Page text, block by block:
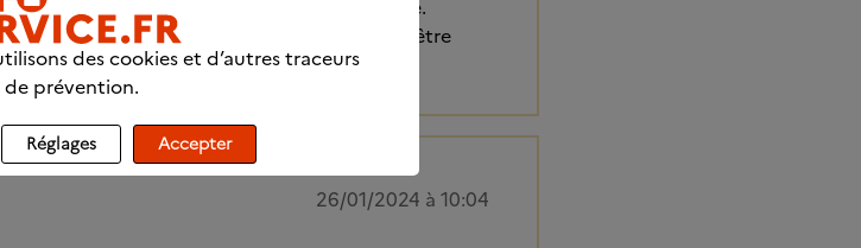
car je sais que la situation est insupportable.
soutenir dans cette épreuve qui est loin d'être
26/01/2024 à 10:04
des cookies et d’autres traceurs
prévention.
Réglages Accepter